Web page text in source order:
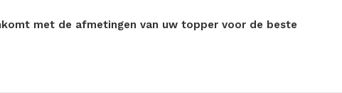
met de afmetingen van uw topper voor de beste